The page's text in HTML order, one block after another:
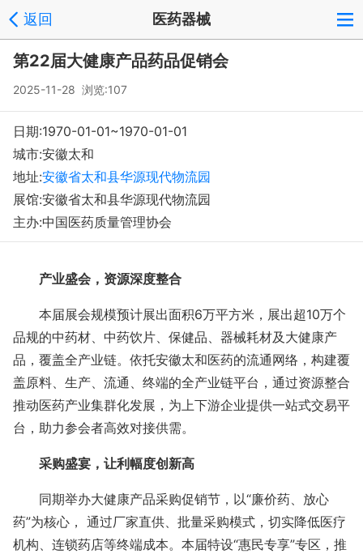
返回 医药器械
第22届大健康产品药品促销会
2025-11-28 浏览:107
日期:1970-01-01~1970-01-01
城市:安徽太和
地址:安徽省太和县华源现代物流园
展馆:安徽省太和县华源现代物流园
主办:中国医药质量管理协会
产业盛会，资源深度整合
本届展会规模预计展出面积6万平方米，展出超10万个
品规的中药材、中药饮片、保健品、器械耗材及大健康产
品，覆盖全产业链。依托安徽太和医药的流通网络，构建覆
盖原料、生产、流通、终端的全产业链平台，通过资源整合
推动医药产业集群化发展，为上下游企业提供一站式交易平
台，助力参会者高效对接供需。
采购盛宴，让利幅度创新高
同期举办大健康产品采购促销节，以“廉价药、放心
药”为核心， 通过厂家直供、批量采购模式，切实降低医疗
机构、连锁药店等终端成本。本届特设“惠民专享”专区，推
注册 反馈
Copyright © 2008-2018 环球会展网 fairglobal.com.cn 版权所有